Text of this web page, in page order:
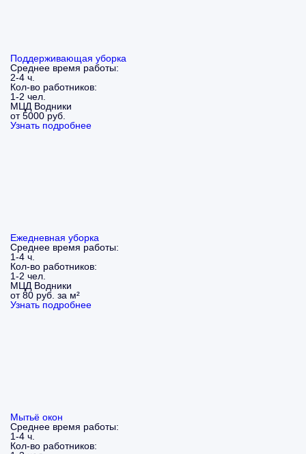
Поддерживающая уборка
Среднее время работы:
2-4 ч.
Кол-во работников:
1-2 чел.
МЦД Водники
от 5000 руб.
Узнать подробнее
Ежедневная уборка
Среднее время работы:
1-4 ч.
Кол-во работников:
1-2 чел.
МЦД Водники
от 80 руб. за м²
Узнать подробнее
Мытьё окон
Среднее время работы:
1-4 ч.
Кол-во работников: